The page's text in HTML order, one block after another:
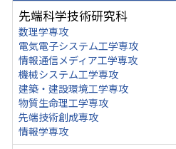
先端科学技術研究科
数理学専攻
電気電子システム工学専攻
情報通信メディア工学専攻
機械システム工学専攻
建築・建設環境工学専攻
物質生命理工学専攻
先端技術創成専攻
情報学専攻